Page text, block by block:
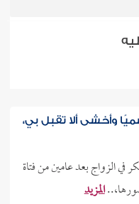
وأخشى ألا تقبل بي،
شاب، عمري 20 سنة، أفكر في الزواج بعد عامين من فتاة
المزيد